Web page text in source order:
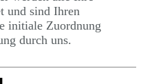
und sind Ihren
initiale Zuordnung
durch uns.